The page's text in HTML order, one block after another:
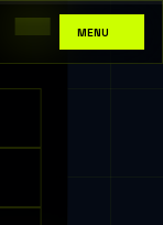
MENU